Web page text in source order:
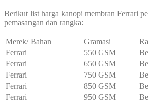
Berikut list harga kanopi membran Ferrari
pemasangan dan rangka:
Merek/ Bahan Gramasi
Ferrari
550 GSM
Ferrari
650 GSM
Ferrari
750 GSM
Ferrari
850 GSM
Ferrari
950 GSM